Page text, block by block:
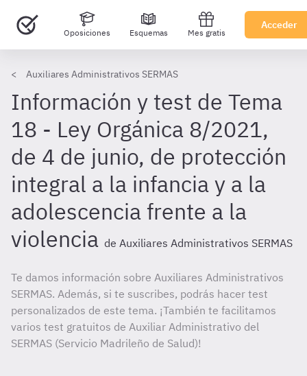
Oposiciones Esquemas Mes gratis
Acceder
Auxiliares Administrativos SERMAS
Información y test de Tema
18 - Ley Orgánica 8/2021,
de 4 de junio, de protección
integral a la infancia y a la
adolescencia frente a la
violencia de Auxiliares Administrativos SERMAS
Te damos información sobre Auxiliares Administrativos
SERMAS. Además, si te suscribes, podrás hacer test
personalizados de este tema. ¡También te facilitamos
varios test gratuitos de Auxiliar Administrativo del
SERMAS (Servicio Madrileño de Salud)!